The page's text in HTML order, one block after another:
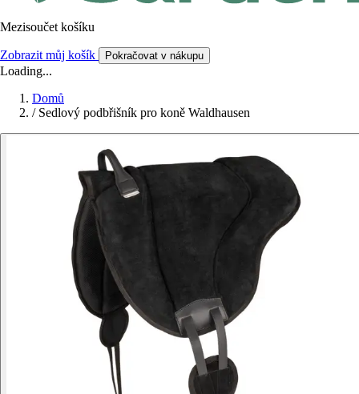
Mezisoučet košíku
Zobrazit můj košík Pokračovat v nákupu
Loading...
Domů
/ Sedlový podbřišník pro koně Waldhausen